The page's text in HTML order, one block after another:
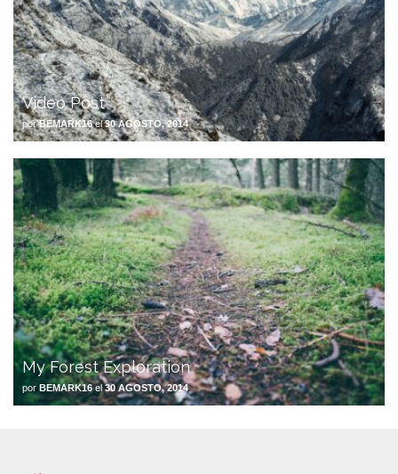
Video Post
porBEMARK16 el30 AGOSTO, 2014
My Forest Exploration
por BEMARK16 el30 AGOSTO, 2014